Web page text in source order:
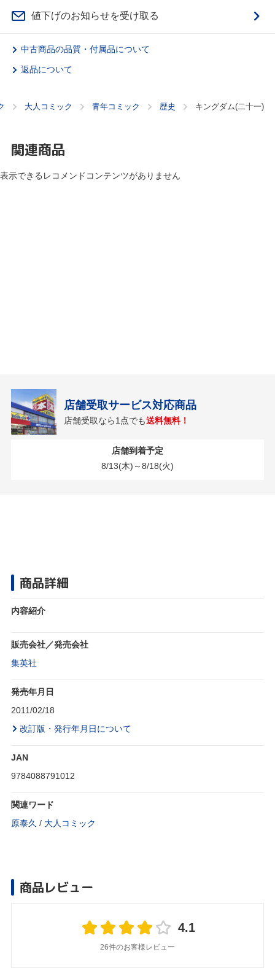
値下げのお知らせを受け取る
中古商品の品質・付属品について
返品について
大人コミック 青年コミック 歴史 キングダム(二十一)
関連商品
表示できるレコメンドコンテンツがありません
店舗受取サービス対応商品
店舗受取なら1点でも送料無料！
店舗到着予定
8/13(木)～8/18(火)
商品詳細
内容紹介
販売会社／発売会社
集英社
発売年月日
2011/02/18
改訂版・発行年月日について
JAN
9784088791012
関連ワード
原泰久 / 大人コミック
商品レビュー
4.1
26件のお客様レビュー